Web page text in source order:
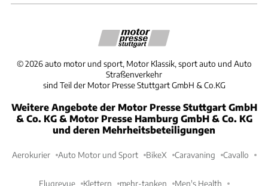
©2026 auto motor und sport, Motor Klassik, sport auto und Auto
Straßenverkehr
sind Teil der Motor Presse Stuttgart GmbH & Co.KG
Weitere Angebote der Motor Presse Stuttgart GmbH
& Co. KG & Motor Presse Hamburg GmbH & Co. KG
und deren Mehrheitsbeteiligungen
Aerokurier Auto Motor und Sport BikeX Caravaning Cavallo
Flugrevue Klettern mehr-tanken Men's Health